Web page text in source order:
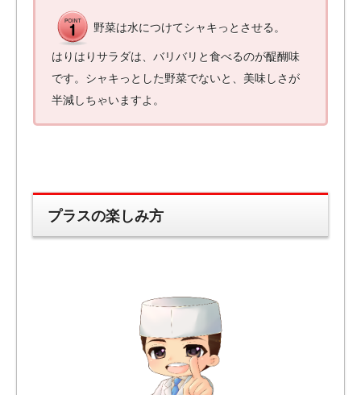
野菜は水につけてシャキっとさせる。
はりはりサラダは、バリバリと食べるのが醍醐味
です。シャキっとした野菜でないと、美味しさが
半減しちゃいますよ。
プラスの楽しみ方